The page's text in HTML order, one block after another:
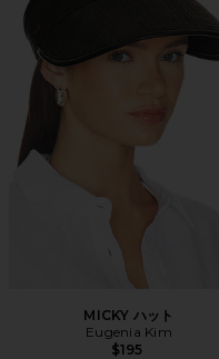
MICKY ハット
Eugenia Kim
$195